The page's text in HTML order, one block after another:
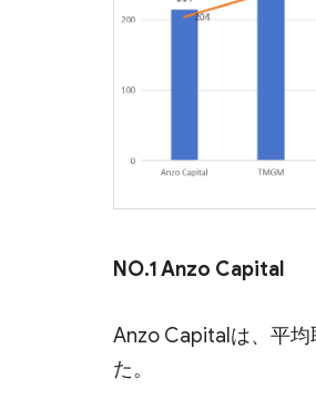
NO.1 Anzo Capital
Anzo Capitalは、平均
た。